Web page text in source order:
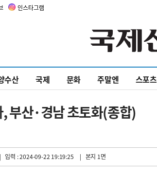
인스타그램
수산 국제 문화 주말엔 스포츠
부산·경남 초토화(종합)
| 입력 : 2024-09-22 19:19:25 | 본지 1면